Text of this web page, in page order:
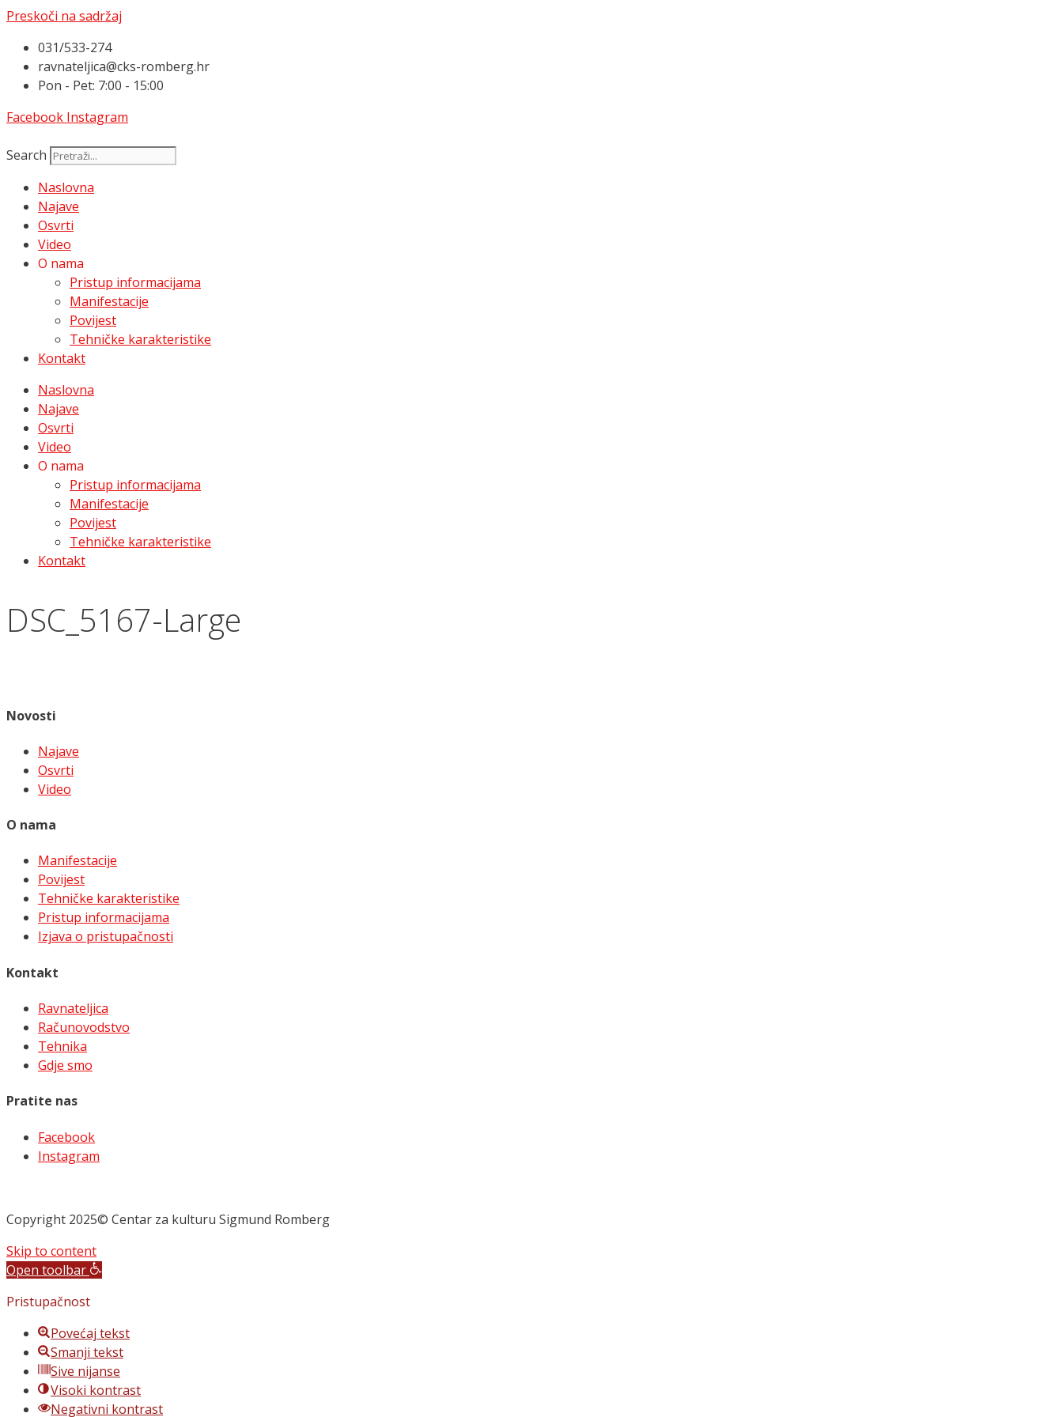
Preskoči na sadržaj
031/533-274
ravnateljica@cks-romberg.hr
Pon - Pet: 7:00 - 15:00
Facebook Instagram
Search
Naslovna
Najave
Osvrti
Video
O nama
Pristup informacijama
Manifestacije
Povijest
Tehničke karakteristike
Kontakt
Naslovna
Najave
Osvrti
Video
O nama
Pristup informacijama
Manifestacije
Povijest
Tehničke karakteristike
Kontakt
DSC_5167-Large
Novosti
Najave
Osvrti
Video
O nama
Manifestacije
Povijest
Tehničke karakteristike
Pristup informacijama
Izjava o pristupačnosti
Kontakt
Ravnateljica
Računovodstvo
Tehnika
Gdje smo
Pratite nas
Facebook
Instagram
Copyright 2025© Centar za kulturu Sigmund Romberg
Skip to content
Open toolbar
Pristupačnost
Povećaj tekst
Smanji tekst
Sive nijanse
Visoki kontrast
Negativni kontrast